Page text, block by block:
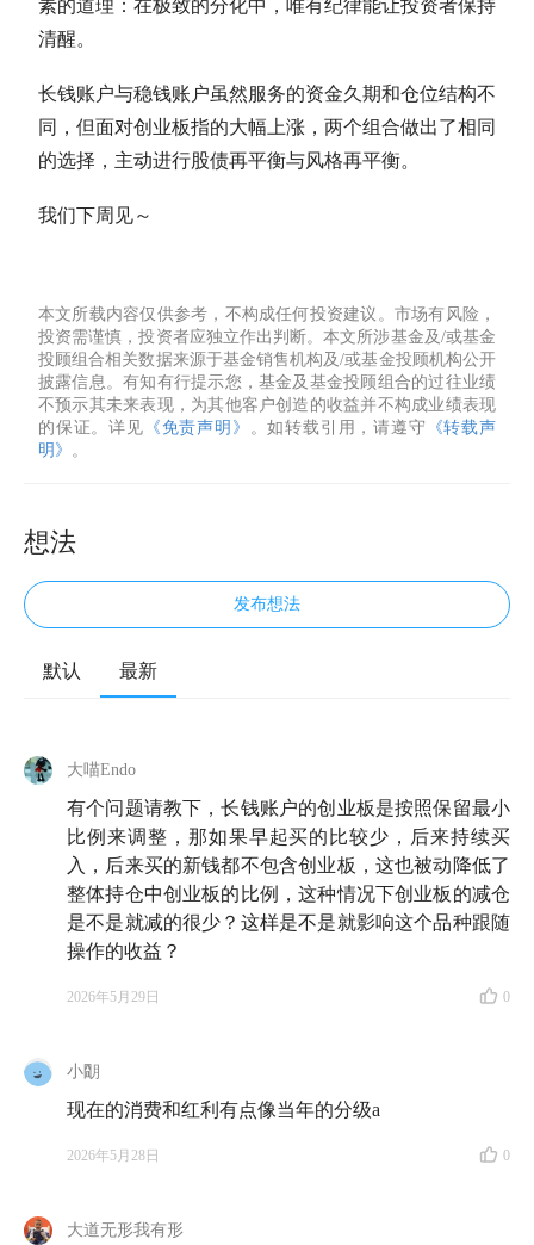
素的道理：在极致的分化中，唯有纪律能让投资者保持
清醒。
长钱账户与稳钱账户虽然服务的资金久期和仓位结构不
同，但面对创业板指的大幅上涨，两个组合做出了相同
的选择，主动进行股债再平衡与风格再平衡。
我们下周见～
本文所载内容仅供参考，不构成任何投资建议。市场有风险，
投资需谨慎，投资者应独立作出判断。本文所涉基金及/或基金
投顾组合相关数据来源于基金销售机构及/或基金投顾机构公开
披露信息。有知有行提示您，基金及基金投顾组合的过往业绩
不预示其未来表现，为其他客户创造的收益并不构成业绩表现
的保证。详见 《免责声明》 。如转载引用，请遵守
《转载声
明》
。
想法
发布想法
默认 最新
大喵Endo
有个问题请教下，长钱账户的创业板是按照保留最小
比例来调整，那如果早起买的比较少，后来持续买
入，后来买的新钱都不包含创业板，这也被动降低了
整体持仓中创业板的比例，这种情况下创业板的减仓
是不是就减的很少？这样是不是就影响这个品种跟随
操作的收益？
2026年5月29日 0
小朙
现在的消费和红利有点像当年的分级a
2026年5月28日 0
大道无形我有形